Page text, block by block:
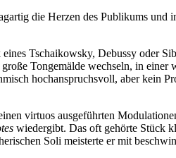
die Herzen des Publikums und
Tschaikowsky, Debussy oder
Tongemälde wechseln, in einer
hochanspruchsvoll, aber kein
virtuos ausgeführten
wiedergibt. Das oft gehörte Stück
Soli meisterte er mit